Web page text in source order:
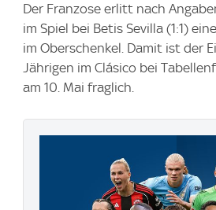
Der Franzose erlitt nach
im Spiel bei Betis Sevilla (1:1)
im Oberschenkel. Damit ist der
Jährigen im Clásico bei
am 10. Mai fraglich.